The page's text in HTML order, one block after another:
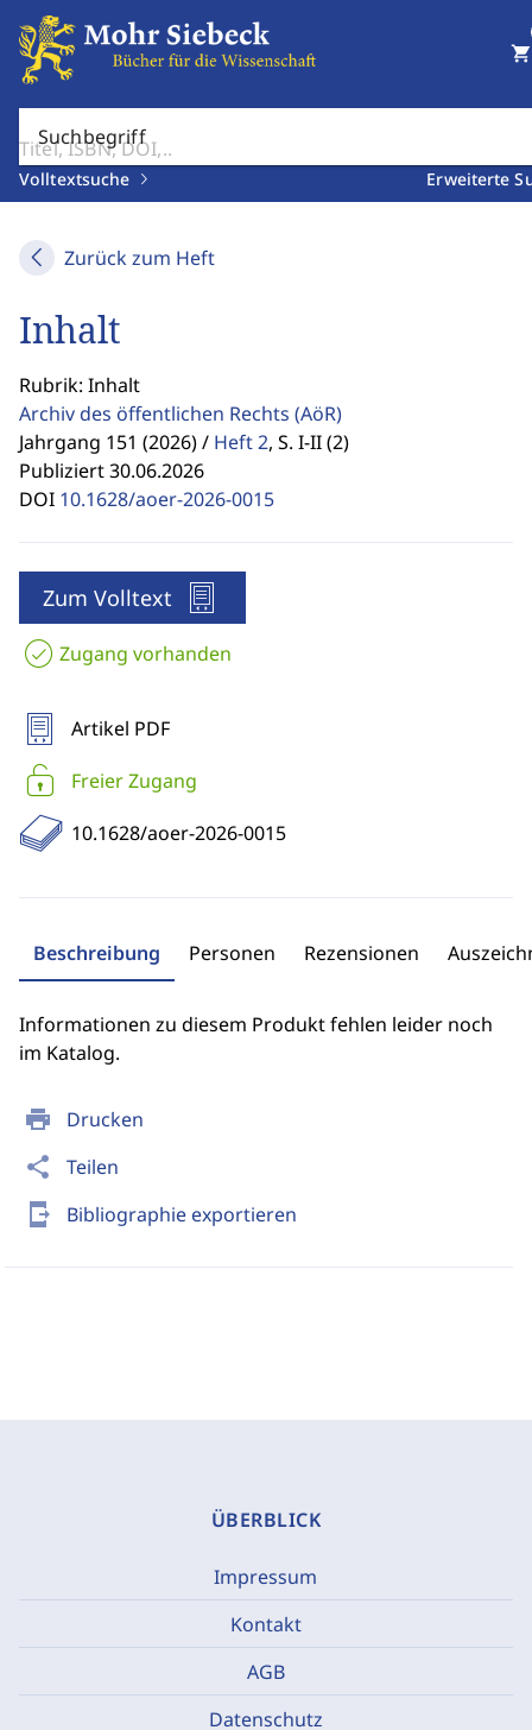
Suchbegriff
Volltextsuche Erweiterte
shopping_cart
Zurück zum Heft
print Drucken
share Teilen
send_to_mobile Bibliographie exportieren
Inhalt
Rubrik: Inhalt
Archiv des öffentlichen Rechts (AöR)
Jahrgang 151 (2026) / Heft 2, S. I-II (2)
Publiziert 30.06.2026
DOI 10.1628/aoer-2026-0015
Zum Volltext
Zugang vorhanden
Artikel PDF
Freier Zugang
10.1628/aoer-2026-0015
Beschreibung Personen Rezensionen
Informationen zu diesem Produkt fehlen leider noch
im Katalog.
ÜBERBLICK
Impressum
Kontakt
AGB
Datenschutz